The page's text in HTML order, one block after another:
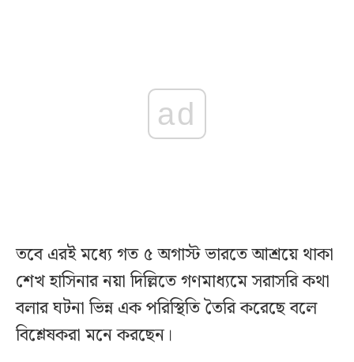
ad
তবে এরই মধ্যে গত ৫ অগাস্ট ভারতে আশ্রয়ে থাকা
শেখ হাসিনার নয়া দিল্লিতে গণমাধ্যমে সরাসরি কথা
বলার ঘটনা ভিন্ন এক পরিস্থিতি তৈরি করেছে বলে
বিশ্লেষকরা মনে করছেন।